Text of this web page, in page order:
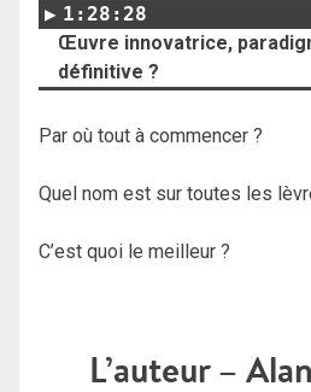
1:28:28
Œuvre innovatrice,
définitive ?
Par où tout à commencer ?
Quel nom est sur toutes les
C’est quoi le meilleur ?
L’auteur –